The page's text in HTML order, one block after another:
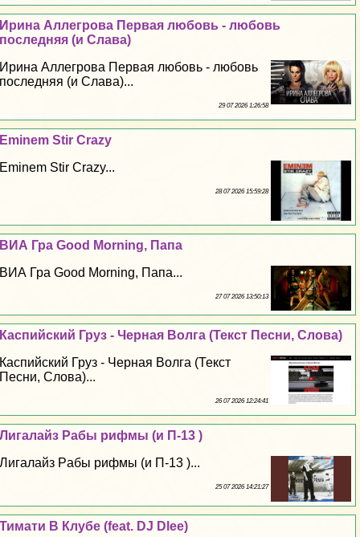
Ирина Аллегрова Первая любовь - любовь
последняя (и Слава)
Ирина Аллегрова Первая любовь - любовь
последняя (и Слава)...
29 07 2026 1:26:58
Eminem Stir Crazy
Eminem Stir Crazy...
28 07 2026 15:59:28
ВИА Гра Good Morning, Папа
ВИА Гра Good Morning, Папа...
27 07 2026 13:50:13
Каспийский Груз - Черная Волга (Текст Песни, Слова)
Каспийский Груз - Черная Волга (Текст
Песни, Слова)...
26 07 2026 12:24:41
Лигалайз Paбы рифмы (и П-13 )
Лигалайз Paбы рифмы (и П-13 )...
25 07 2026 14:21:27
Тимати В Клубе (feat. DJ Dlee)